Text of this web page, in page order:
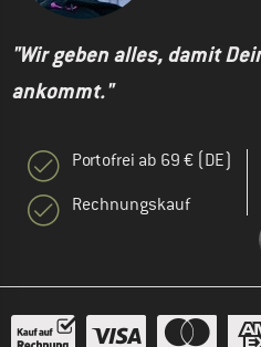
"Wir geben alles, damit
ankommt."
Portofrei ab 69 € (DE)
Rechnungskauf